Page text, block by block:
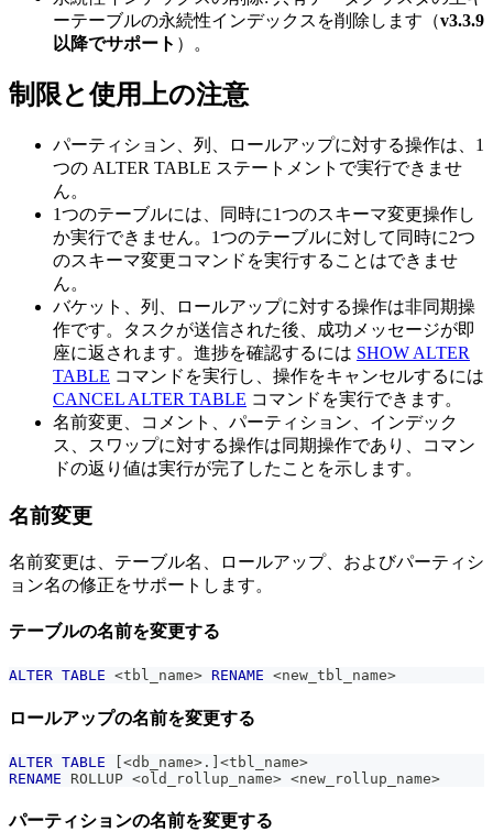
ーテーブルの永続性インデックスを削除します（v3.3.9
以降でサポート ）。
制限と使用上の注意
パーティション、列、ロールアップに対する操作は、1
つの ALTER TABLE ステートメントで実行できませ
ん。
1つのテーブルには、同時に1つのスキーマ変更操作し
か実行できません。1つのテーブルに対して同時に2つ
のスキーマ変更コマンドを実行することはできませ
ん。
バケット、列、ロールアップに対する操作は非同期操
作です。タスクが送信された後、成功メッセージが即
座に返されます。進捗を確認するには SHOW ALTER
TABLE コマンドを実行し、操作をキャンセルするには
CANCEL ALTER TABLE コマンドを実行できます。
名前変更、コメント、パーティション、インデック
ス、スワップに対する操作は同期操作であり、コマン
ドの返り値は実行が完了したことを示します。
名前変更
名前変更は、テーブル名、ロールアップ、およびパーティシ
ョン名の修正をサポートします。
テーブルの名前を変更する
ALTER TABLE <tbl_name> RENAME <new_tbl_name>
ロールアップの名前を変更する
ALTER TABLE <db_name> . <tbl_name>
RENAME ROLLUP <old_rollup_name> <new_rollup_name>
パーティションの名前を変更する